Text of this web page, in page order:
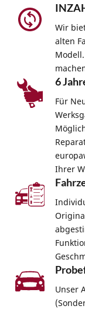
Wir
alten
6
Für
Ihrer
Unser